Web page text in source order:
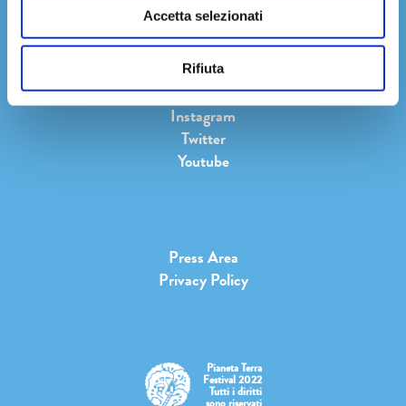
Accetta selezionati
Rifiuta
Facebook
Instagram
Twitter
Youtube
Press Area
Privacy Policy
Pianeta Terra
Festival 2022
Tutti i diritti